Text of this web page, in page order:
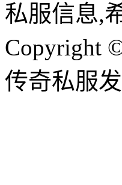
私服信息,
Copyright
传奇私服